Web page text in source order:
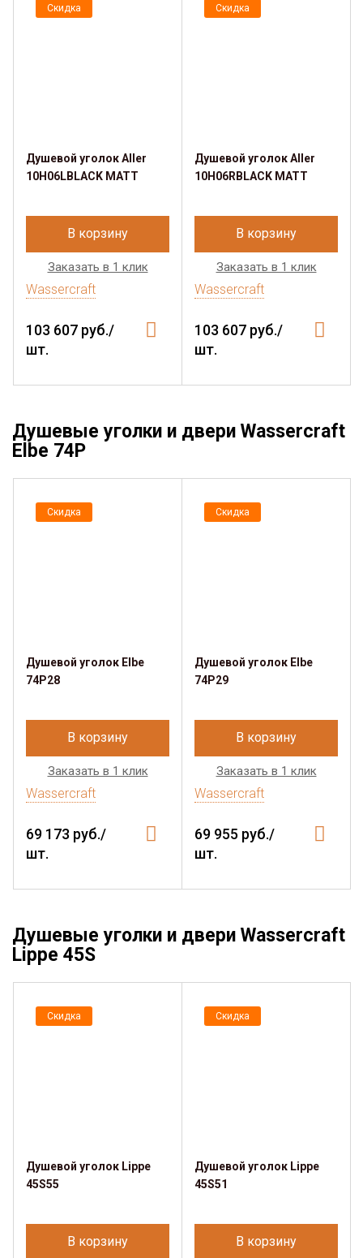
Скидка
Душевой уголок Aller
10H06LBLACK MATT
В корзину
Заказать в 1 клик
Wassercraft
103 607 руб./
шт.
Скидка
Душевой уголок Aller
10H06RBLACK MATT
В корзину
Заказать в 1 клик
Wassercraft
103 607 руб./
шт.
Душевые уголки и двери Wassercraft
Elbe 74P
Скидка
Душевой уголок Elbe
74P28
В корзину
Заказать в 1 клик
Wassercraft
69 173 руб./
шт.
Скидка
Душевой уголок Elbe
74P29
В корзину
Заказать в 1 клик
Wassercraft
69 955 руб./
шт.
Душевые уголки и двери Wassercraft
Lippe 45S
Скидка
Душевой уголок Lippe
45S55
В корзину
Скидка
Душевой уголок Lippe
45S51
В корзину